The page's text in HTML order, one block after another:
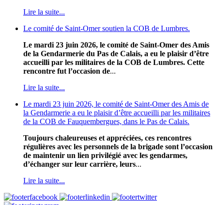
Lire la suite...
Le comité de Saint-Omer soutien la COB de Lumbres.
Le mardi 23 juin 2026, le comité de Saint-Omer des Amis
de la Gendarmerie du Pas de Calais, a eu le plaisir d’être
accueilli par les militaires de la COB de Lumbres. Cette
rencontre fut l’occasion de...
Lire la suite...
Le mardi 23 juin 2026, le comité de Saint-Omer des Amis de
la Gendarmerie a eu le plaisir d’être accueilli par les militaires
de la COB de Fauquembergues, dans le Pas de Calais.
Toujours chaleureuses et appréciées, ces rencontres
régulières avec les personnels de la brigade sont l’occasion
de maintenir un lien privilégié avec les gendarmes,
d’échanger sur leur carrière, leurs...
Lire la suite...